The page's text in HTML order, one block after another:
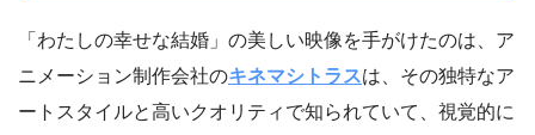
「わたしの幸せな結婚」の美しい映像を手がけたのは、ア
ニメーション制作会社のキネマシトラスは、その独特なア
ートスタイルと高いクオリティで知られていて、視覚的に